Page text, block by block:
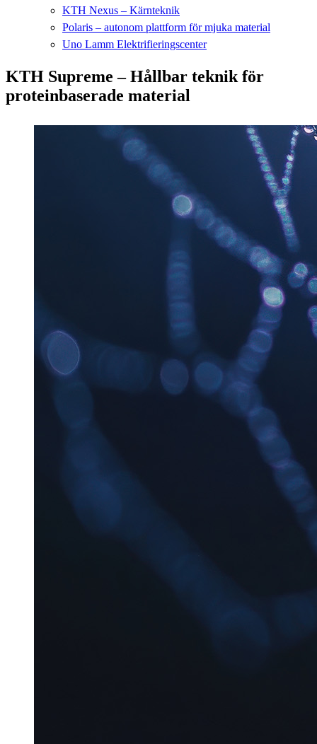
KTH Nexus – Kärnteknik
Polaris – autonom plattform för mjuka material
Uno Lamm Elektrifieringscenter
KTH Supreme – Hållbar teknik för
proteinbaserade material